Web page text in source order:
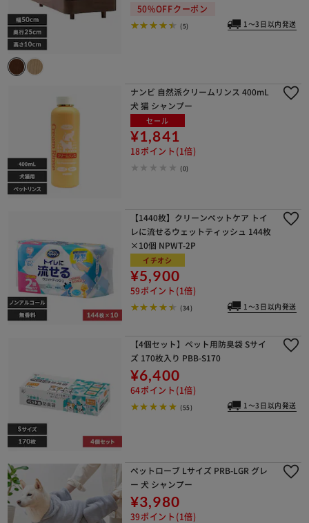
50%OFFクーポン
(5) 1～3日以内発送
ナンビ 自然派クリームリンス 400mL
犬 猫 シャンプー
セール
¥1,841
18ポイント(1倍)
(0)
【1440枚】クリーンペットケア トイ
レに流せるウェットティッシュ 144枚
×10個 NPWT-2P
イチオシ
¥5,900
59ポイント(1倍)
(34) 1～3日以内発送
【4個セット】ペット用防臭袋 Sサイ
ズ 170枚入り PBB-S170
¥6,400
64ポイント(1倍)
(55) 1～3日以内発送
ペットローブ Lサイズ PRB-LGR グレ
ー 犬 シャンプー
¥3,980
39ポイント(1倍)